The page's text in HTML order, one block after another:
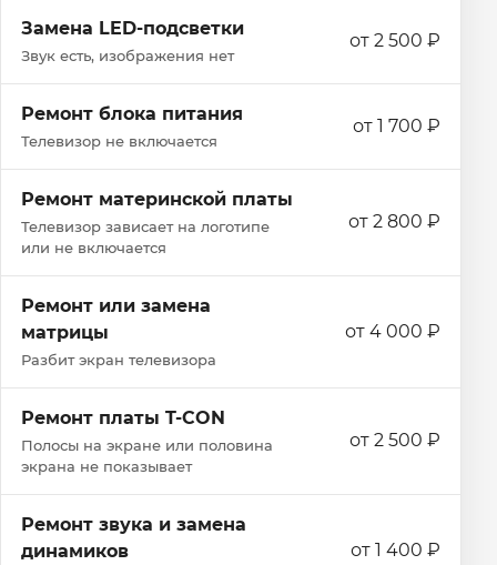
Замена LED-подсветки
Звук есть, изображения нет
от 2 500 ₽
Ремонт блока питания
Телевизор не включается
от 1 700 ₽
Ремонт материнской платы
Телевизор зависает на логотипе
или не включается
от 2 800 ₽
Ремонт или замена
матрицы
Разбит экран телевизора
от 4 000 ₽
Ремонт платы T-CON
Полосы на экране или половина
экрана не показывает
от 2 500 ₽
Ремонт звука и замена
динамиков
от 1 400 ₽